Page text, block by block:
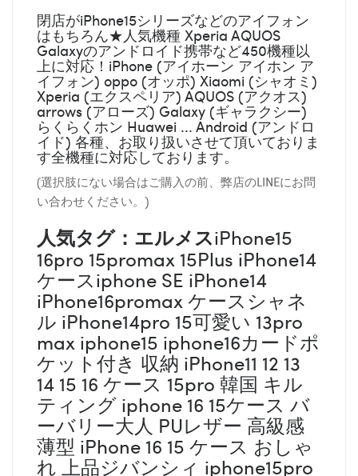
閉店がiPhone15シリーズなどのアイフォン
はもちろん★人気機種 Xperia AQUOS
Galaxyのアンドロイド携帯など450機種以
上に対応！iPhone (アイホーン アイホン ア
イフォン) oppo (オッポ) Xiaomi (シャオミ)
Xperia (エクスペリア) AQUOS (アクオス)
arrows (アローズ) Galaxy (ギャラクシー)
らくらくホン Huawei ... Android (アンドロ
イド) 各種、お取り扱いさせて頂いておりま
す全機種に対応しております。
(選択肢にない場合はご購入の前、弊店のLINEにお問
い合わせください。)
人気タグ：エルメスiPhone15
16pro 15promax 15Plus iPhone14
ケースiphone SE iPhone14
iPhone16promax ケースシャネ
ル iPhone14pro 15可愛い 13pro
max iphone15 iphone16カードポ
ケット付き 収納 iPhone11 12 13
14 15 16 ケース 15pro 韓国 キル
ティング iphone 16 15ケース バ
ーバリー大人 PUレザー 高級感
薄型 iPhone 16 15 ケース おしゃ
れ 上品ジバンシィ iphone15pro